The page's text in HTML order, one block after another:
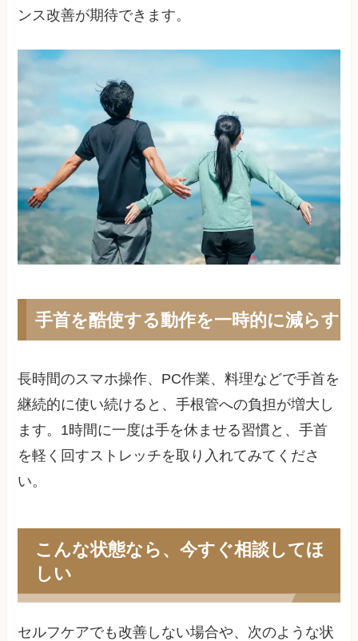
ンス改善が期待できます。
手首を酷使する動作を一時的に減らす
長時間のスマホ操作、PC作業、料理などで手首を
継続的に使い続けると、手根管への負担が増大し
ます。1時間に一度は手を休ませる習慣と、手首
を軽く回すストレッチを取り入れてみてくださ
い。
こんな状態なら、今すぐ相談してほ
しい
セルフケアでも改善しない場合や、次のような状